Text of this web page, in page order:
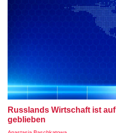
Russlands Wirtschaft ist
geblieben